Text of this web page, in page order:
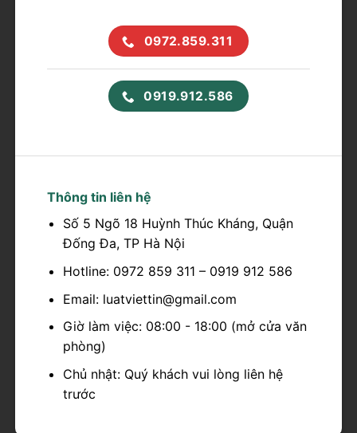
0972.859.311
0919.912.586
Thông tin liên hệ
Số 5 Ngõ 18 Huỳnh Thúc Kháng, Quận
Đống Đa, TP Hà Nội
Hotline: 0972 859 311 – 0919 912 586
Email: luatviettin@gmail.com
Giờ làm việc: 08:00 - 18:00 (mở cửa văn
phòng)
Chủ nhật: Quý khách vui lòng liên hệ
trước